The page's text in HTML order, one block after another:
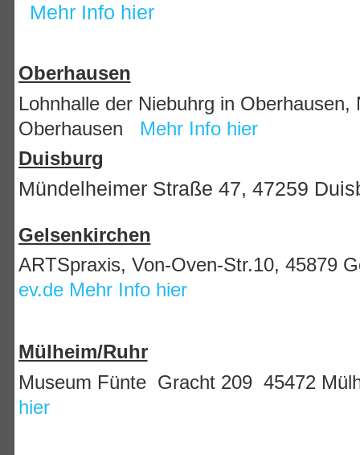
Mehr Info hier
Oberhausen
Lohnhalle der Niebuhrg in Oberhausen,
Oberhausen Mehr Info hier
Duisburg
Mündelheimer Straße 47, 47259
Gelsenkirchen
ARTSpraxis, Von-Oven-Str.10, 45879
ev.de Mehr Info hier
Mülheim/Ruhr
Museum Fünte Gracht 209 45472
hier